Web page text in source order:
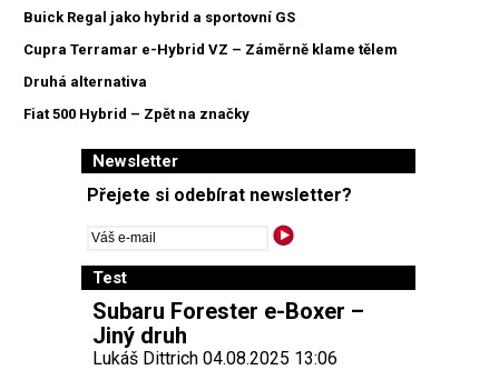
Buick Regal jako hybrid a sportovní GS
Cupra Terramar e-Hybrid VZ – Záměrně klame tělem
Druhá alternativa
Fiat 500 Hybrid – Zpět na značky
Newsletter
Přejete si odebírat newsletter?
Test
Subaru Forester e-Boxer –
Jiný druh
Lukáš Dittrich 04.08.2025 13:06